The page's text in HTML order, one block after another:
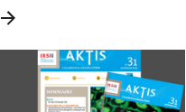
conclusions